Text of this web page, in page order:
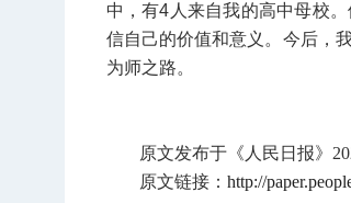
中，有4人来自我的高中母校
信自己的价值和意义。今后，
为师之路。
原文发布于《人民日报》
原文链接： http://